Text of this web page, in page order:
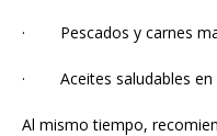
· Pescados y carnes
· Aceites saludables en
Al mismo tiempo,